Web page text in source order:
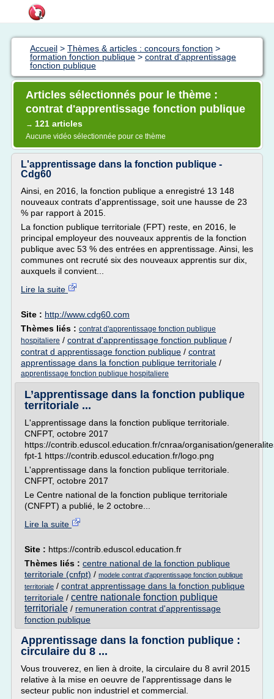
Accueil > Thèmes & articles : concours fonction >
formation fonction publique > contrat d'apprentissage
fonction publique
Articles sélectionnés pour le thème :
contrat d'apprentissage fonction publique
→ 121 articles
Aucune vidéo sélectionnée pour ce thème
L'apprentissage dans la fonction publique -
Cdg60
Ainsi, en 2016, la fonction publique a enregistré 13 148
nouveaux contrats d'apprentissage, soit une hausse de 23
% par rapport à 2015.
La fonction publique territoriale (FPT) reste, en 2016, le
principal employeur des nouveaux apprentis de la fonction
publique avec 53 % des entrées en apprentissage. Ainsi, les
communes ont recruté six des nouveaux apprentis sur dix,
auxquels il convient...
Lire la suite
Site : http://www.cdg60.com
Thèmes liés : contrat d'apprentissage fonction publique
hospitaliere / contrat d'apprentissage fonction publique /
contrat d apprentissage fonction publique / contrat
apprentissage dans la fonction publique territoriale /
apprentissage fonction publique hospitaliere
L’apprentissage dans la fonction publique
territoriale ...
L'apprentissage dans la fonction publique territoriale.
CNFPT, octobre 2017
https://contrib.eduscol.education.fr/cnraa/organisation/
fpt-1 https://contrib.eduscol.education.fr/logo.png
L'apprentissage dans la fonction publique territoriale.
CNFPT, octobre 2017
Le Centre national de la fonction publique territoriale
(CNFPT) a publié, le 2 octobre...
Lire la suite
Site : https://contrib.eduscol.education.fr
Thèmes liés : centre national de la fonction publique
territoriale (cnfpt) / modele contrat d'apprentissage fonction publique
territoriale / contrat apprentissage dans la fonction publique
territoriale / centre nationale fonction publique
territoriale / remuneration contrat d'apprentissage
fonction publique
Apprentissage dans la fonction publique :
circulaire du 8 ...
Vous trouverez, en lien à droite, la circulaire du 8 avril 2015
relative à la mise en oeuvre de l'apprentissage dans le
secteur public non industriel et commercial.